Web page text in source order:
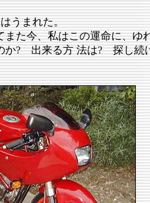
うまれた。
また今、私はこの運命に、
か? 出来る方 法は? 探し続